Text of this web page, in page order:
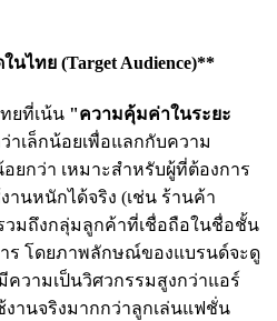
ไทย (Target Audience)**
ยที่เน้น "ความคุ้มค่าในระยะ
าเล็กน้อยเพื่อแลกกับความ
กว่า เหมาะสำหรับผู้ที่ต้องการ
านหนักได้จริง (เช่น ร้านค้า
วมถึงกลุ่มลูกค้าที่เชื่อถือในชื่อชั้น
ร โดยภาพลักษณ์ของแบรนด์จะดู
ความเป็นวิศวกรรมสูงกว่าแอร์
านจริงมากกว่าลูกเล่นแฟชั่น